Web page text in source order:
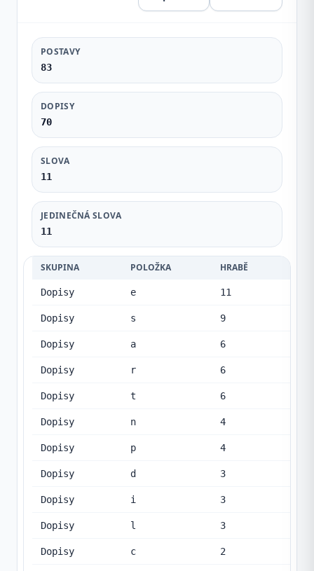
POSTAVY
83
DOPISY
70
SLOVA
11
JEDINEČNÁ SLOVA
11
SKUPINA POLOŽKA HRABĚ
Dopisy e 11
Dopisy s 9
Dopisy a 6
Dopisy r 6
Dopisy t 6
Dopisy n 4
Dopisy p 4
Dopisy d 3
Dopisy i 3
Dopisy l 3
Dopisy c 2